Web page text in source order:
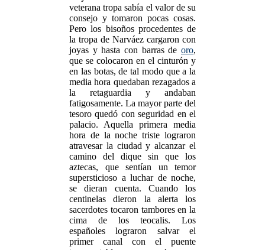
veterana tropa sabía el valor de su
consejo y tomaron pocas cosas.
Pero los bisoños procedentes de
la tropa de Narváez cargaron con
joyas y hasta con barras de oro,
que se colocaron en el cinturón y
en las botas, de tal modo que a la
media hora quedaban rezagados a
la retaguardia y andaban
fatigosamente. La mayor parte del
tesoro quedó con seguridad en el
palacio. Aquella primera media
hora de la noche triste lograron
atravesar la ciudad y alcanzar el
camino del dique sin que los
aztecas, que sentían un temor
supersticioso a luchar de noche,
se dieran cuenta. Cuando los
centinelas dieron la alerta los
sacerdotes tocaron tambores en la
cima de los teocalis. Los
españoles lograron salvar el
primer canal con el puente